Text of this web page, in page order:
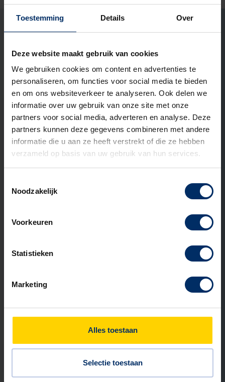
Toestemming Details Over
Deze website maakt gebruik van cookies
We gebruiken cookies om content en advertenties te
personaliseren, om functies voor social media te bieden
en om ons websiteverkeer te analyseren. Ook delen we
informatie over uw gebruik van onze site met onze
partners voor social media, adverteren en analyse. Deze
partners kunnen deze gegevens combineren met andere
informatie die u aan ze heeft verstrekt of die ze hebben
verzameld op basis van uw gebruik van hun services.
Noodzakelijk
Voorkeuren
Statistieken
Marketing
Alles toestaan
Selectie toestaan
ons aangaan?
Marco Ekelmans
Open het contact
Open hetLinkedIn
Ook interessant om te lezen
31 MEI 2026
ADVIES